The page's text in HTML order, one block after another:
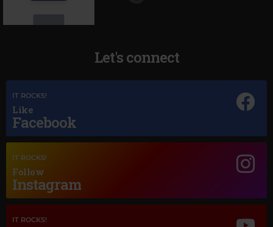
Magic Jazz
MACY GRAY
Let's connect
IT ROCKS!
Like
Facebook
IT ROCKS!
Follow
Instagram
IT ROCKS!